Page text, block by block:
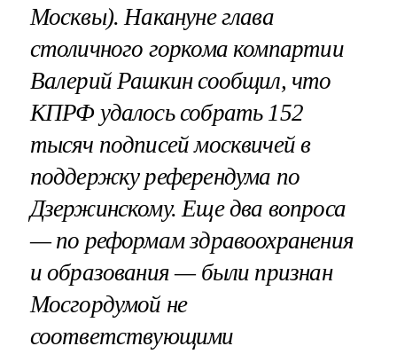
Москвы). Накануне глава
столичного горкома компартии
Валерий Рашкин сообщил, что
КПРФ удалось собрать 152
тысяч подписей москвичей в
поддержку референдума по
Дзержинскому. Еще два вопроса
— по реформам здравоохранения
и образования — были признан
Мосгордумой не
соответствующими